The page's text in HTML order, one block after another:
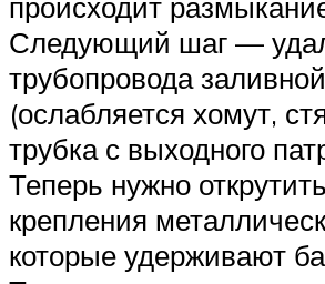
Следующий шаг —
трубопровода
(ослабляется хомут,
трубка с выходного
Теперь нужно
крепления
которые удерживают